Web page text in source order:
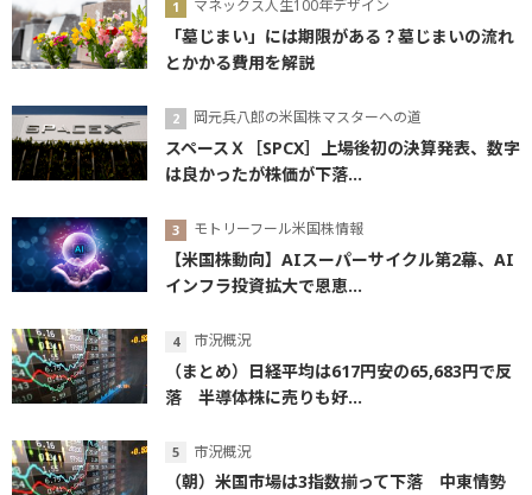
マネックス人生100年デザイン
「墓じまい」には期限がある？墓じまいの流れ
とかかる費用を解説
岡元兵八郎の米国株マスターへの道
スペースＸ［SPCX］上場後初の決算発表、数字
は良かったが株価が下落...
モトリーフール米国株情報
【米国株動向】AIスーパーサイクル第2幕、AI
インフラ投資拡大で恩恵...
市況概況
（まとめ）日経平均は617円安の65,683円で反
落 半導体株に売りも好...
市況概況
（朝）米国市場は3指数揃って下落 中東情勢